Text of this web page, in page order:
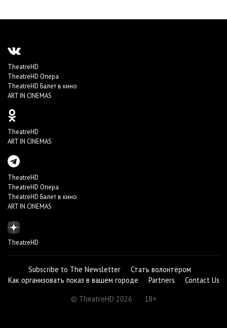
TheatreHD
TheatreHD Опера
TheatreHD Балет в кино
ART IN CINEMAS
TheatreHD
ART IN CINEMAS
TheatreHD
TheatreHD Опера
TheatreHD Балет в кино
ART IN CINEMAS
TheatreHD
Subscribe to The Newsletter
Стать волонтёром
Как организовать показ в вашем городе
Partners
Contact Us
© TheatreHD 2026
18+